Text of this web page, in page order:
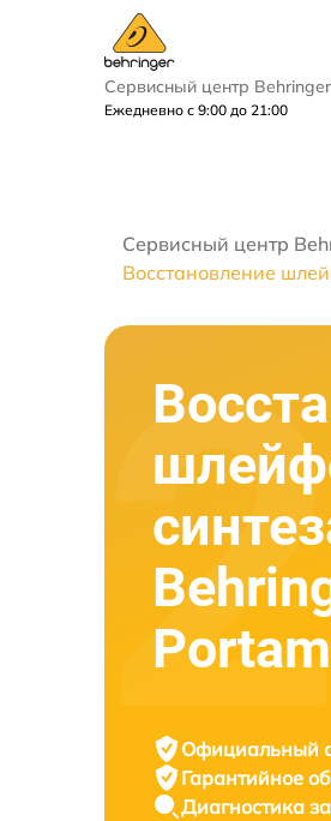
Сервисный центр Behringer
Ежедневно с 9:00 до 21:00
Сервисный центр
Восстановление
Официальный
Гарантийное
Диагностика